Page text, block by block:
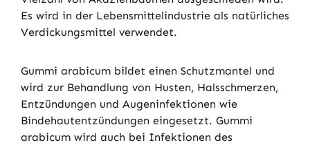
Es wird in der Lebensmittelindustrie als natürliches
Verdickungsmittel verwendet.
Gummi arabicum bildet einen Schutzmantel und
wird zur Behandlung von Husten, Halsschmerzen,
Entzündungen und Augeninfektionen wie
Bindehautentzündungen eingesetzt. Gummi
arabicum wird auch bei Infektionen des